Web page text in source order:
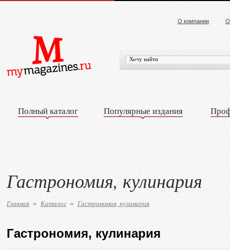
О компании
Полный каталог Популярные издания
Гастрономия, кулинария
Главная » Каталог » Гастрономия, кулинария
Гастрономия, кулинария